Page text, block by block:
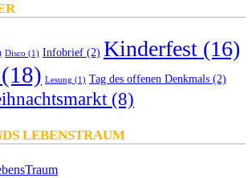
Disco (1) Infobrief (2) Kinderfest (16)
(18) Lesung (1) Tag des offenen Denkmals (2)
(8)
LEBENSTRAUM